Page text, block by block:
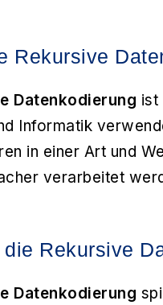
Rekursive
Datenkodierung ist
Informatik
in einer Art und
verarbeitet
Rekursive
Datenkodierung